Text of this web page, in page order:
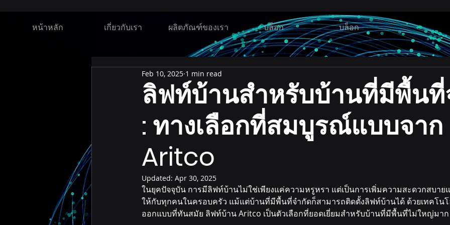
หน้าหลัก เกี่ยวกับเรา ผลิตภัณฑ์ของเรา บล็อก บล็อก
ลิฟท์บ้านสำหรับบ้านที่มีพื้นที่
: ทางเลือกที่สมบูรณ์แบบจาก
Aritco
Feb 10, 2025 1 min read
Updated: Apr 30, 2025
ในยุคปัจจุบัน การมีลิฟท์บ้านไม่ใช่เพียงแค่ความหรูหรา แต่เป็นการเพิ่มความสะดวกสบา
ให้กับทุกคนในครอบครัว แม้แต่บ้านที่มีพื้นที่จำกัดก็สามารถติดตั้งลิฟท์บ้านได้ ด้วยเทคโน
ออกแบบที่ทันสมัย ลิฟท์บ้าน Aritco เป็นตัวเลือกที่ยอดเยี่ยมสำหรับบ้านที่มีพื้นที่ไม่ใหญ่มาก